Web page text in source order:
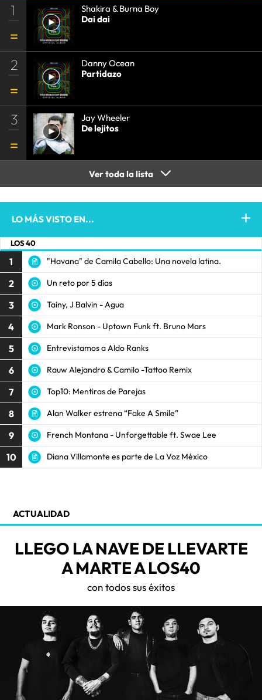
1
Shakira & Burna Boy
Dai dai
2
Danny Ocean
Partidazo
3
Jay Wheeler
De lejitos
Ver toda la lista
LO MÁS VISTO EN...
LOS 40
1 "Havana" de Camila Cabello: Una novela latina.
2 Un reto por 5 días
3 Tainy, J Balvin - Agua
4 Mark Ronson - Uptown Funk ft. Bruno Mars
5 Entrevistamos a Aldo Ranks
6 Rauw Alejandro & Camilo -Tattoo Remix
7 Top10: Mentiras de Parejas
8 Alan Walker estrena “Fake A Smile”
9 French Montana - Unforgettable ft. Swae Lee
10 Diana Villamonte es parte de La Voz México
ACTUALIDAD
LLEGO LA NAVE DE LLEVARTE
A MARTE A LOS40
con todos sus éxitos